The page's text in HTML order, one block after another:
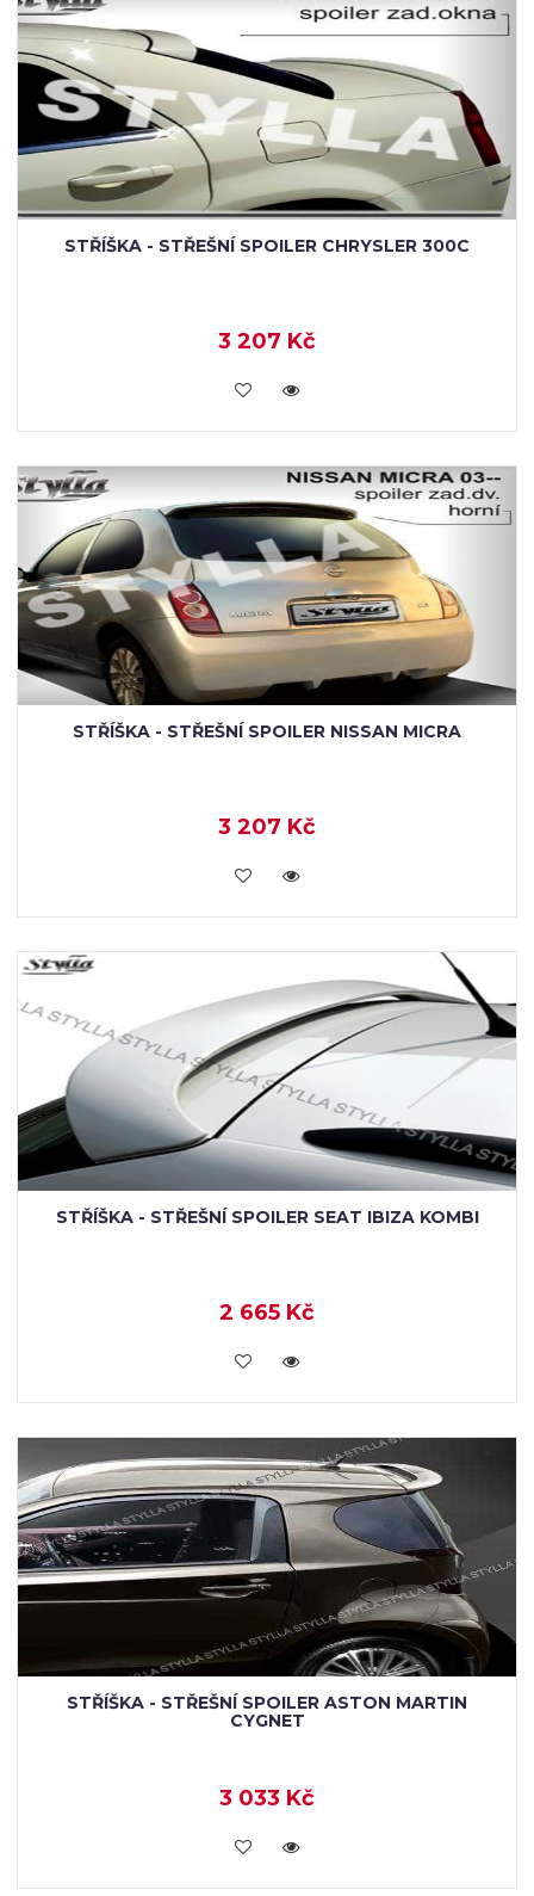
STŘÍŠKA - STŘEŠNÍ SPOILER CHRYSLER 300C
3 207 Kč
KOUPIT
STŘÍŠKA - STŘEŠNÍ SPOILER NISSAN MICRA
3 207 Kč
KOUPIT
STŘÍŠKA - STŘEŠNÍ SPOILER SEAT IBIZA KOMBI
2 665 Kč
KOUPIT
STŘÍŠKA - STŘEŠNÍ SPOILER ASTON MARTIN
CYGNET
3 033 Kč
KOUPIT